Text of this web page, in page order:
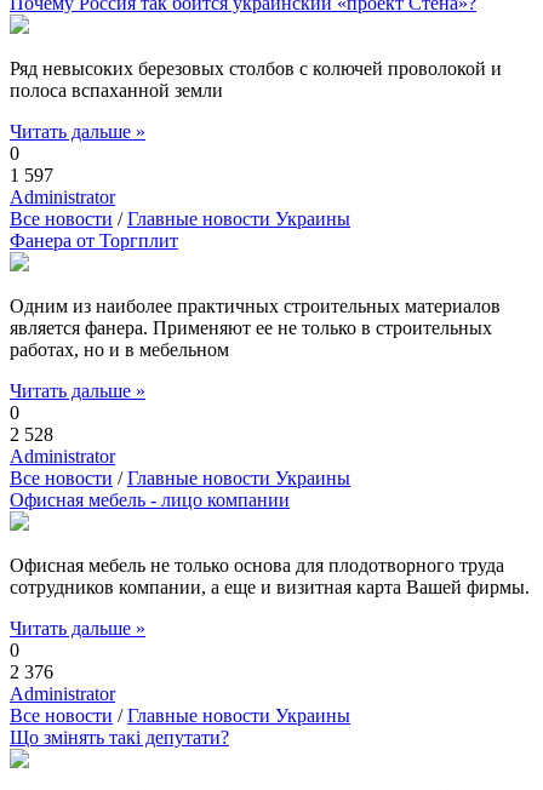
Ряд невысоких березовых столбов с колючей проволокой и
полоса вспаханной земли
Читать дальше »
0
1 597
Administrator
Все новости /Главные новости Украины
Фанера от Торгплит
Одним из наиболее практичных строительных материалов
является фанера. Применяют ее не только в строительных
работах, но и в мебельном
Читать дальше »
0
2 528
Administrator
Все новости /Главные новости Украины
Офисная мебель - лицо компании
Офисная мебель не только основа для плодотворного труда
сотрудников компании, а еще и визитная карта Вашей фирмы.
Читать дальше »
0
2 376
Administrator
Все новости /Главные новости Украины
Що змінять такі депутати?